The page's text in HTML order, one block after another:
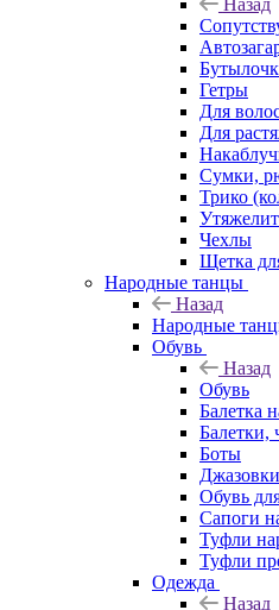
Назад
Гетры
Для
Для
Сумки,
Трико
Чехлы
Щетка
Народные танцы
Назад
Народные
Обувь
Назад
Обувь
Балетка
Балетки,
Боты
Джазовки
Обувь
Сапоги
Туфли
Туфли
Одежда
Назад